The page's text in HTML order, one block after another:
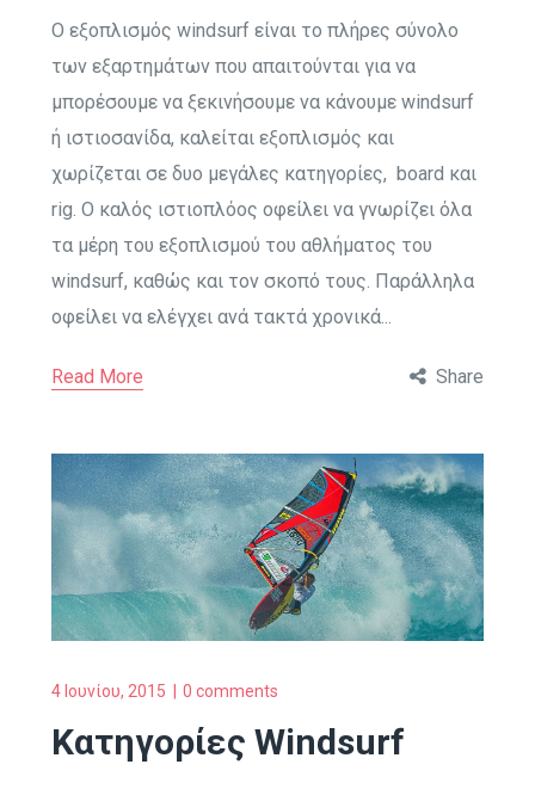
Ο εξοπλισμός windsurf είναι το πλήρες σύνολο
των εξαρτημάτων που απαιτούνται για να
μπορέσουμε να ξεκινήσουμε να κάνουμε windsurf
ή ιστιοσανίδα, καλείται εξοπλισμός και
χωρίζεται σε δυο μεγάλες κατηγορίες, board και
rig. Ο καλός ιστιοπλόος οφείλει να γνωρίζει όλα
τα μέρη του εξοπλισμού του αθλήματος του
windsurf, καθώς και τον σκοπό τους. Παράλληλα
οφείλει να ελέγχει ανά τακτά χρονικά...
Read More Share
4 Ιουνίου, 2015 0 comments
Κατηγορίες Windsurf